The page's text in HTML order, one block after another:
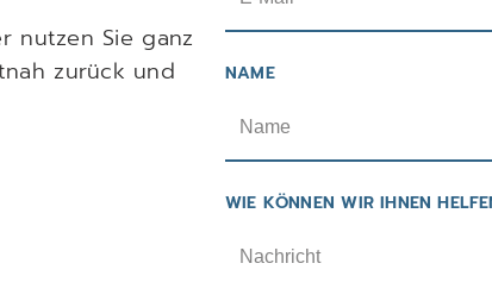
nutzen Sie ganz
zurück und
NAME
WIE KÖNNEN WIR IHNEN